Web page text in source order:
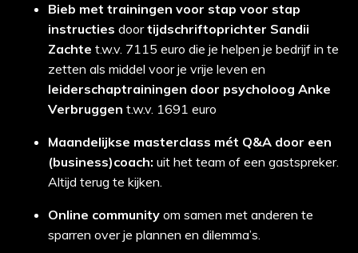
Bieb met trainingen voor stap voor stap
instructies doortijdschriftoprichter Sandii
Zachte t.w.v. 7115 euro die je helpen je bedrijf in te
zetten als middel voor je vrije leven en
leiderschaptrainingen door psycholoog Anke
Verbruggen t.w.v. 1691 euro
Maandelijkse masterclass mét Q&A door een
(business)coach: uit het team of een gastspreker.
Altijd terug te kijken.
Online community om samen met anderen te
sparren over je plannen en dilemma’s.